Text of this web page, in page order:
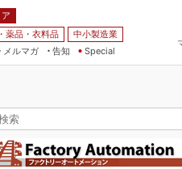
薬品・衣料品
中小製造業
メルマガ
告知 Special